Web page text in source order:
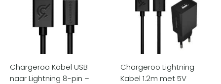
Chargeroo Kabel USB
naar Lightning 8-pin –
Chargeroo Lightning
Kabel 1.2m met 5V